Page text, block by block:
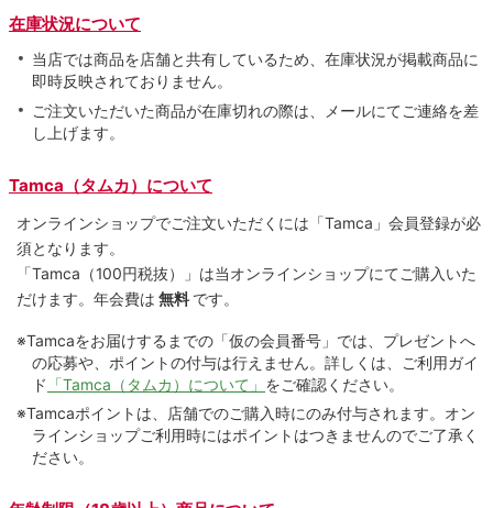
在庫状況について
当店では商品を店舗と共有しているため、在庫状況が掲載商品に
即時反映されておりません。
ご注文いただいた商品が在庫切れの際は、メールにてご連絡を差
し上げます。
Tamca（タムカ）について
オンラインショップでご注⽂いただくには「Tamca」会員登録が必
須となります。
「Tamca （100円税抜）
」は当オンラインショップにてご購⼊いた
だけます。 年会費は 無料 です。
※Tamcaをお届けするまでの「仮の会員番号」では、プレゼントへ
の応募や、ポイントの付与は⾏えません。詳しくは、ご利⽤ガイ
ド 「Tamca（タムカ）について」 をご確認ください。
※Tamcaポイントは、店舗でのご購⼊時にのみ付与されます。オン
ラインショップご利用時にはポイントはつきませんのでご了承く
ださい。